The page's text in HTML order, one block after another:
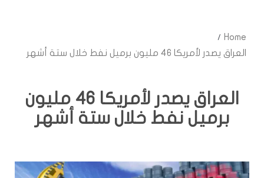
Home
العراق يصدر لأمريكا 46 مليون برميل نفط خلال ستة أشهر
العراق يصدر لأمريكا 46 مليون
برميل نفط خلال ستة أشهر